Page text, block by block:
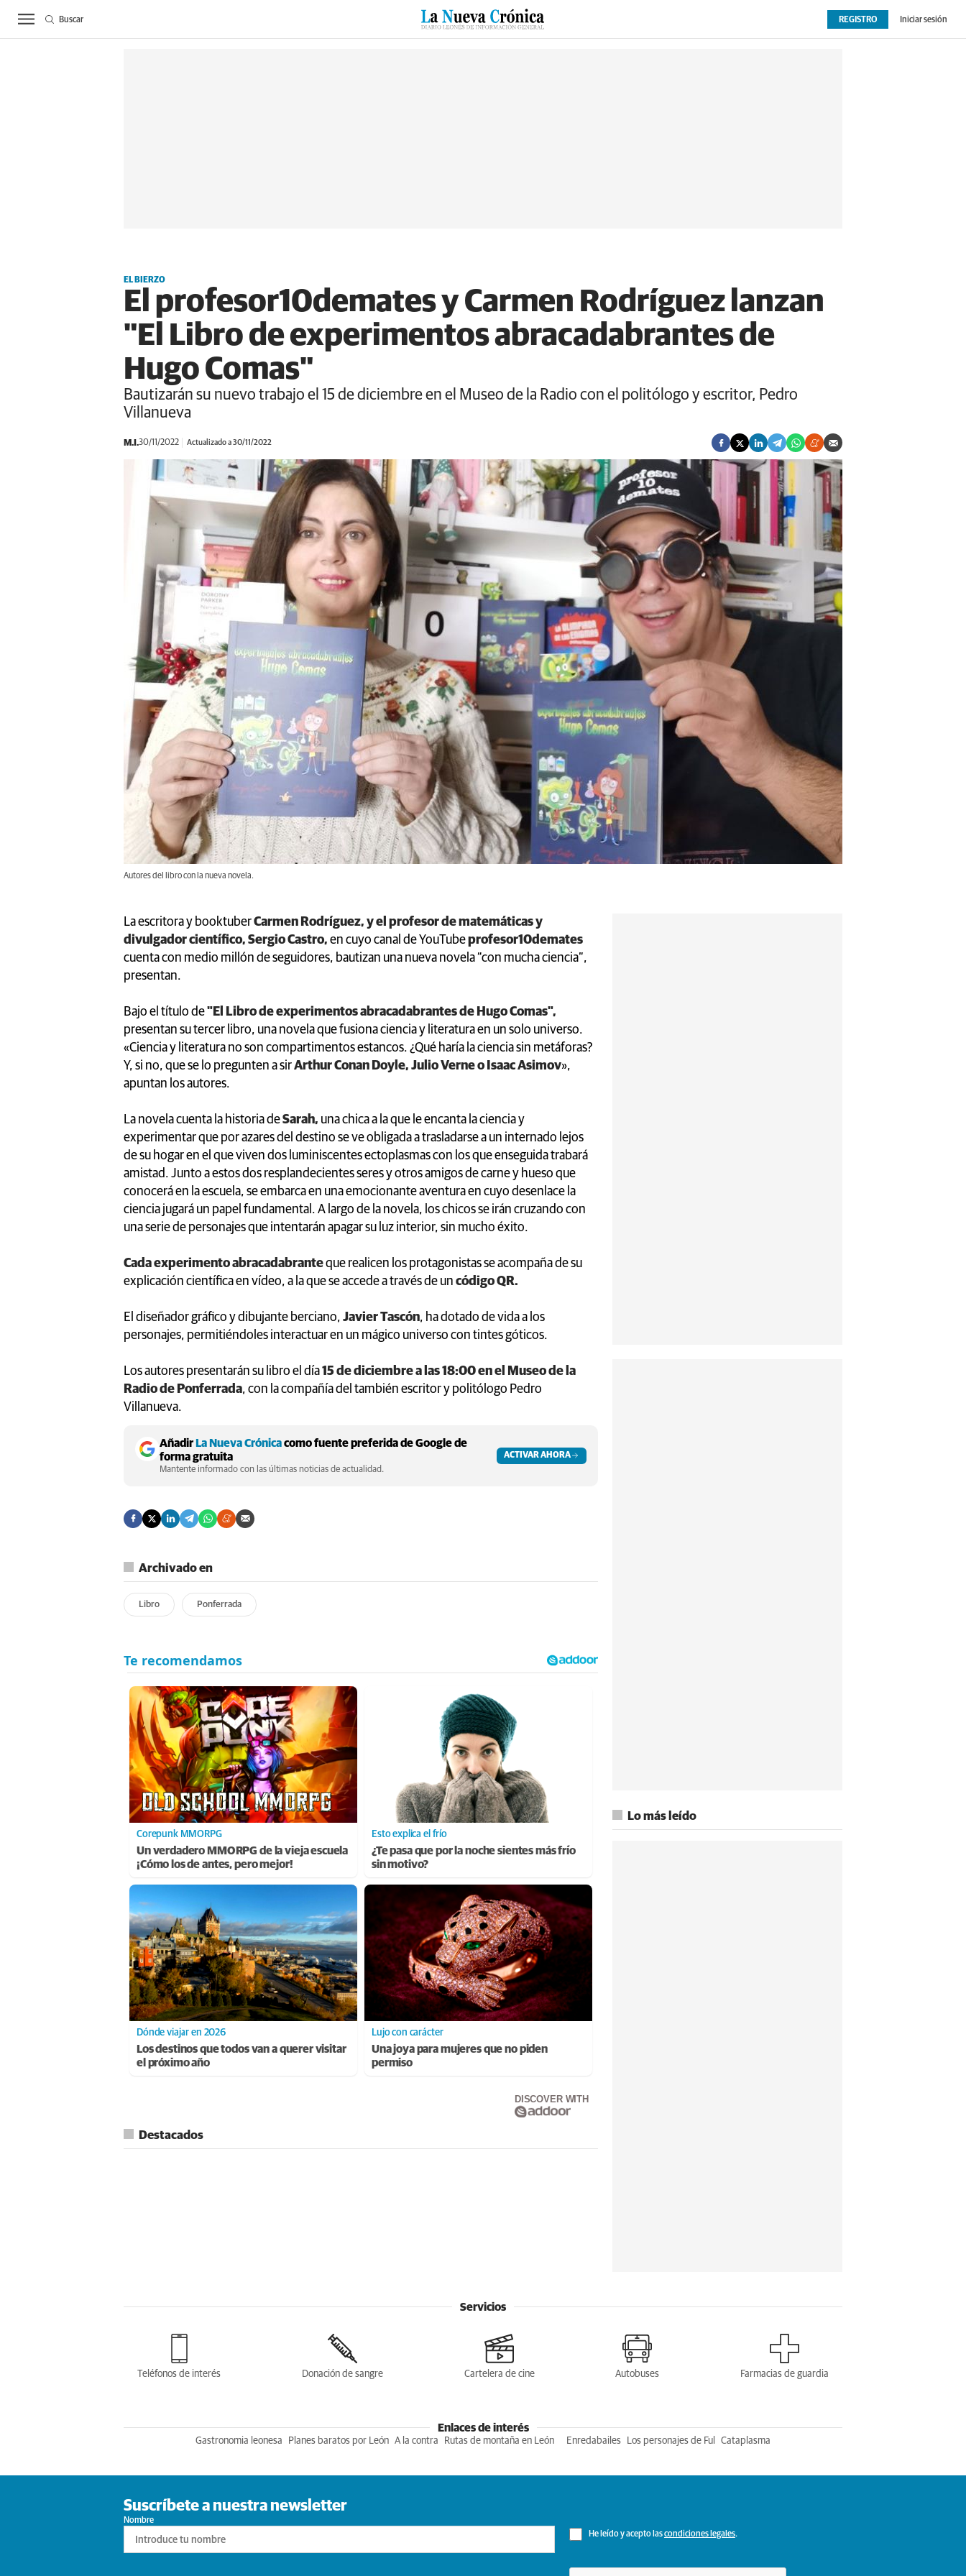
ACTUALIDAD BIERZO SUCESOS CULTURAS ESPECIALES DEPORTES OPINIÓN EXTRAS
REGISTRO Iniciar sesión
Buscar
EL BIERZO
El profesor10demates y Carmen Rodríguez lanzan
"El Libro de experimentos abracadabrantes de
Hugo Comas"
Bautizarán su nuevo trabajo el 15 de diciembre en el Museo de la Radio con el politólogo y escritor, Pedro
Villanueva
M.I.30/11/2022 Actualizado a 30/11/2022
Autores del libro con la nueva novela.
La escritora y booktuberCarmen Rodríguez, y el profesor de matemáticas y
divulgador científico, Sergio Castro, en cuyo canal de YouTubeprofesor10demates
cuenta con medio millón de seguidores, bautizan una nueva novela “con mucha ciencia”,
presentan.
Bajo el título de"El Libro de experimentos abracadabrantes de Hugo Comas",
presentan su tercer libro, una novela que fusiona ciencia y literatura en un solo universo.
«Ciencia y literatura no son compartimentos estancos. ¿Qué haría la ciencia sin metáforas?
Y, si no, que se lo pregunten a sirArthur Conan Doyle, Julio Verne o Isaac Asimov»,
apuntan los autores.
La novela cuenta la historia deSarah, una chica a la que le encanta la ciencia y
experimentar que por azares del destino se ve obligada a trasladarse a un internado lejos
de su hogar en el que viven dos luminiscentes ectoplasmas con los que enseguida trabará
amistad. Junto a estos dos resplandecientes seres y otros amigos de carne y hueso que
conocerá en la escuela, se embarca en una emocionante aventura en cuyo desenlace la
ciencia jugará un papel fundamental. A largo de la novela, los chicos se irán cruzando con
una serie de personajes que intentarán apagar su luz interior, sin mucho éxito.
Cada experimento abracadabranteque realicen los protagonistas se acompaña de su
explicación científica en vídeo, a la que se accede a través de un código QR.
El diseñador gráfico y dibujante berciano, Javier Tascón, ha dotado de vida a los
personajes, permitiéndoles interactuar en un mágico universo con tintes góticos.
Los autores presentarán su libro el día15 de diciembre a las 18:00 en el Museo de la
Radio de Ponferrada, con la compañía del también escritor y politólogo Pedro
Villanueva.
AñadirLa Nueva Crónicacomo fuente preferida de Google de
forma gratuita
Mantente informado con las últimas noticias de actualidad.
ACTIVAR AHORA
Archivado en
Libro Ponferrada
Corepunk MMORPG
Un verdadero MMORPG de la vieja escuela
¡Cómo los de antes, pero mejor!
Esto explica el frío
¿Te pasa que por la noche sientes más frío
sin motivo?
Dónde viajar en 2026
Los destinos que todos van a querer visitar
el próximo año
Lujo con carácter
Una joya para mujeres que no piden
permiso
DISCOVER WITH
Destacados
Lo más leído
Servicios
Teléfonos de interés Donación de sangre Cartelera de cine Autobuses Farmacias de guardia
Enlaces de interés
Gastronomia leonesa Planes baratos por León A la contra Rutas de montaña en León Enredabailes Los personajes de Ful Cataplasma
Suscríbete a nuestra newsletter
Nombre
He leído y acepto lascondiciones legales.